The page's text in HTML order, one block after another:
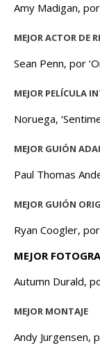
Amy Madigan, por
MEJOR ACTOR DE
Sean Penn, por
MEJOR PELÍCULA
Noruega,
MEJOR GUIÓN
Paul Thomas
MEJOR GUIÓN
Ryan Coogler, por
MEJOR
Autumn Durald,
MEJOR MONTAJE
Andy Jurgensen,